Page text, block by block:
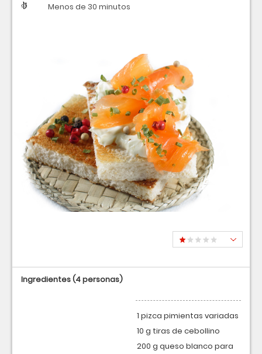
Dificultad
Tiempo Menos de 30 minutos
Ingredientes(4 personas)
1 pizca pimientas variadas
10 g tiras de cebollino
200 g queso blanco para